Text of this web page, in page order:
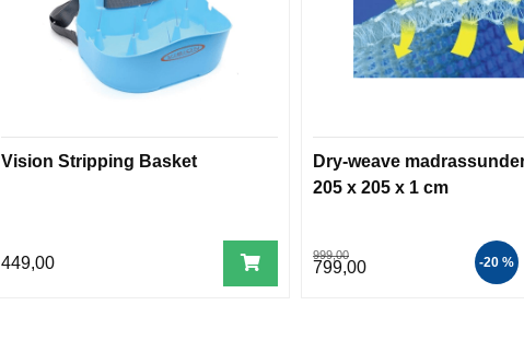
Vision Stripping Basket
449,00
Dry-weave
205 x 205 x 1 cm
999,00
799,00 -20 %